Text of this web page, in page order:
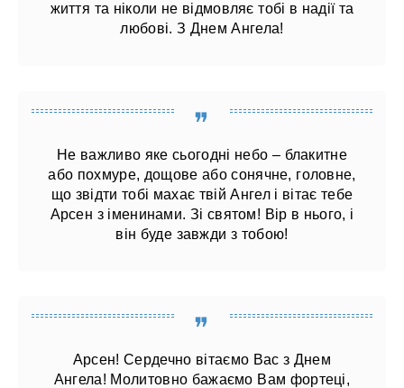
життя та ніколи не відмовляє тобі в надії та
любові. З Днем Ангела!
Не важливо яке сьогодні небо – блакитне
або похмуре, дощове або сонячне, головне,
що звідти тобі махає твій Ангел і вітає тебе
Арсен з іменинами. Зі святом! Вір в нього, і
він буде завжди з тобою!
Арсен! Сердечно вітаємо Вас з Днем
Ангела! Молитовно бажаємо Вам фортеці,